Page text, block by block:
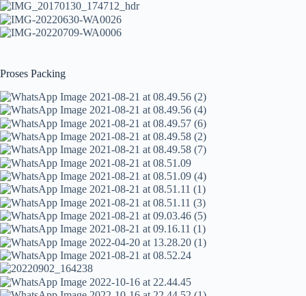
Proses Packing